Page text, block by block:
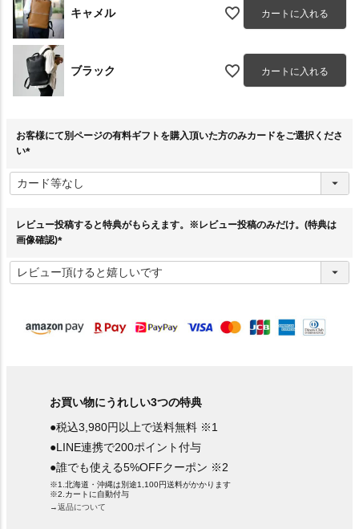
キャメル カートに入れる
ブラック カートに入れる
お客様にて別ページの有料ギフトを購入頂いた方のみカードをご選択くださ
い
必
須
レビュー投稿すると特典がもらえます。※レビュー投稿のみだけ。(特典は
画像確認)
必
須
お買い物にうれしい3つの特典
●税込3,980円以上で送料無料 ※1
●LINE連携で200ポイント付与
●誰でも使える5%OFFクーポン ※2
※1.北海道・沖縄は別途1,100円送料がかかります
※2.カートに自動付与
→返品について